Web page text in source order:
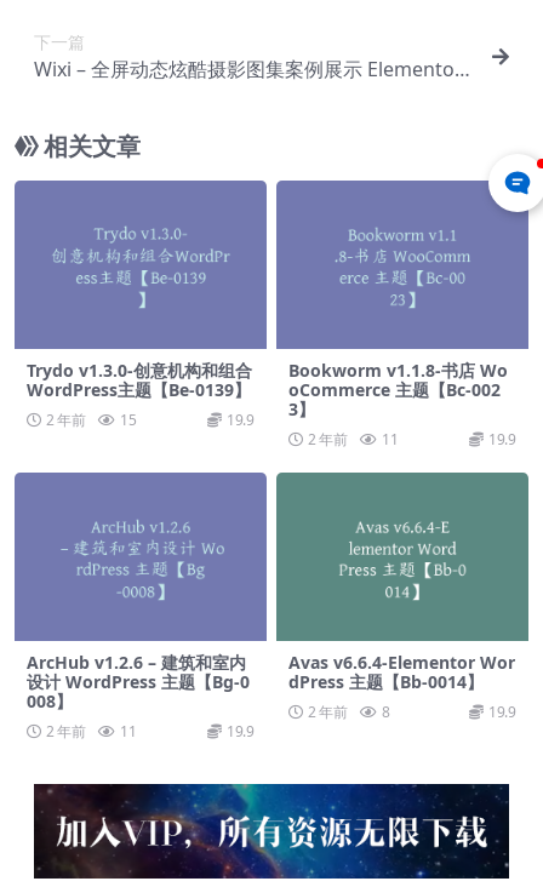
下一篇
Wixi – 全屏动态炫酷摄影图集案例展示 Elementor
相关文章
Trydo v1.3.0-创意机构和组合
WordPress主题【Be-0139】
2 年前 15 19.9
Bookworm v1.1.8-书店 Wo
oCommerce 主题【Bc-002
3】
2 年前 11 19.9
ArcHub v1.2.6 – 建筑和室内
设计 WordPress 主题【Bg-0
008】
2 年前 11 19.9
Avas v6.6.4-Elementor Wor
dPress 主题【Bb-0014】
2 年前 8 19.9